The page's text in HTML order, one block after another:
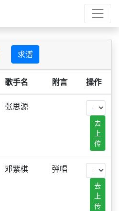
求谱
歌手名 附言 操作
张思源
去
上
传
邓紫棋 弹唱
去
上
传